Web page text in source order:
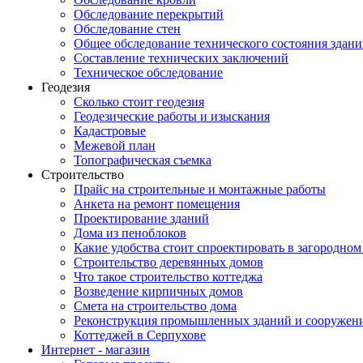
Обследование перекрытий
Обследование стен
Общее обследование технического состояния
Составление технических заключений
Техническое обследование
Геодезия
Cколько стоит геодезия
Геодезические работы и изыскания
Кадастровые
Межевой план
Топографическая съемка
Строительство
Прайс на строительные и монтажные работы
Анкета на ремонт помещения
Проектирование зданий
Дома из пеноблоков
Какие удобства стоит спроектировать в
Строительство деревянных домов
Что такое строительство коттеджа
Возведение кирпичных домов
Смета на строительство дома
Реконструкция промышленных зданий и
Коттеджей в Серпухове
Интернет - магазин